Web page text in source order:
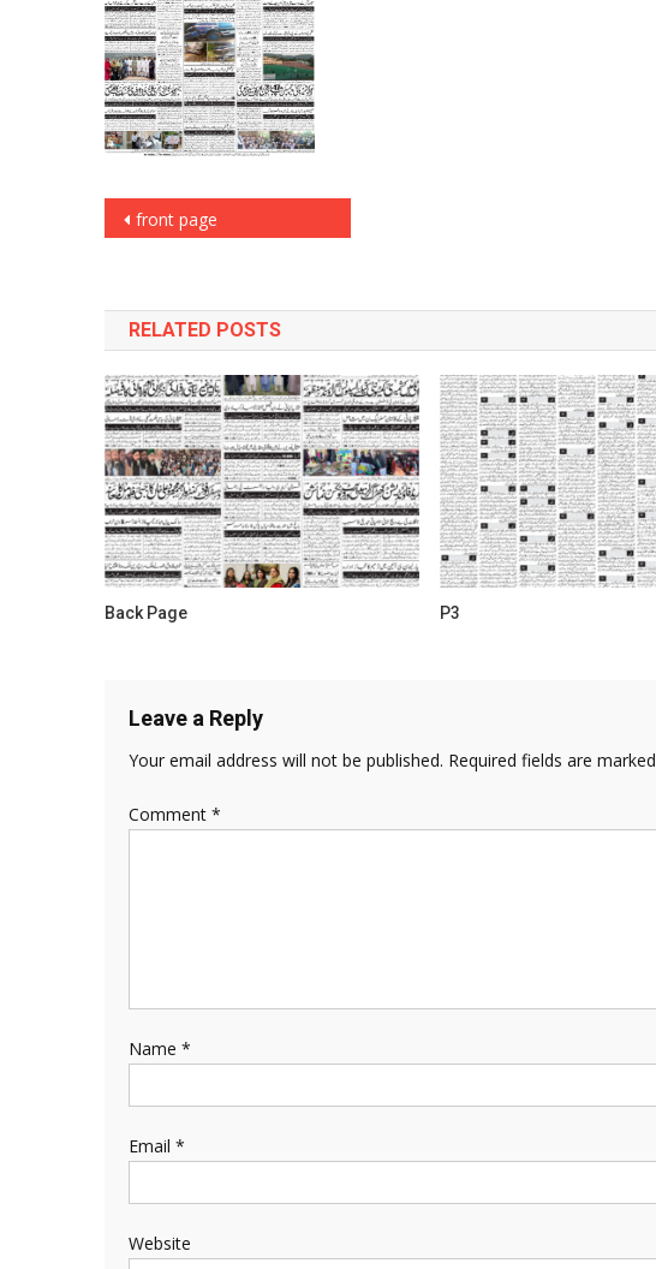
Post
front page
RELATED POSTS
Back Page P3
Leave a Reply
Your email address will not be published. Required fields are marked
Comment *
Name *
Email *
Website